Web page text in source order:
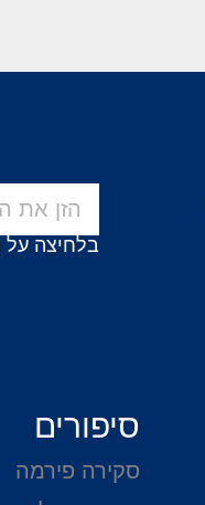
בלחיצה על
סיפורים
סקירה פירמה